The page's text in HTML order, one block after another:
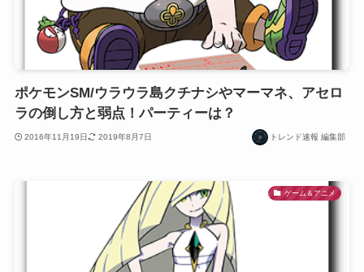
ポケモンSM/ウラウラ島クチナシやマーマネ、アセロ
ラの倒し方と弱点！パーティーは？
2016年11月19日 2019年8月7日 トレンド速報 編集部
ゲーム＆アニメ